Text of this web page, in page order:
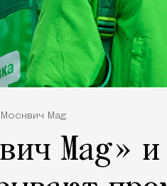
Mag
Mag»